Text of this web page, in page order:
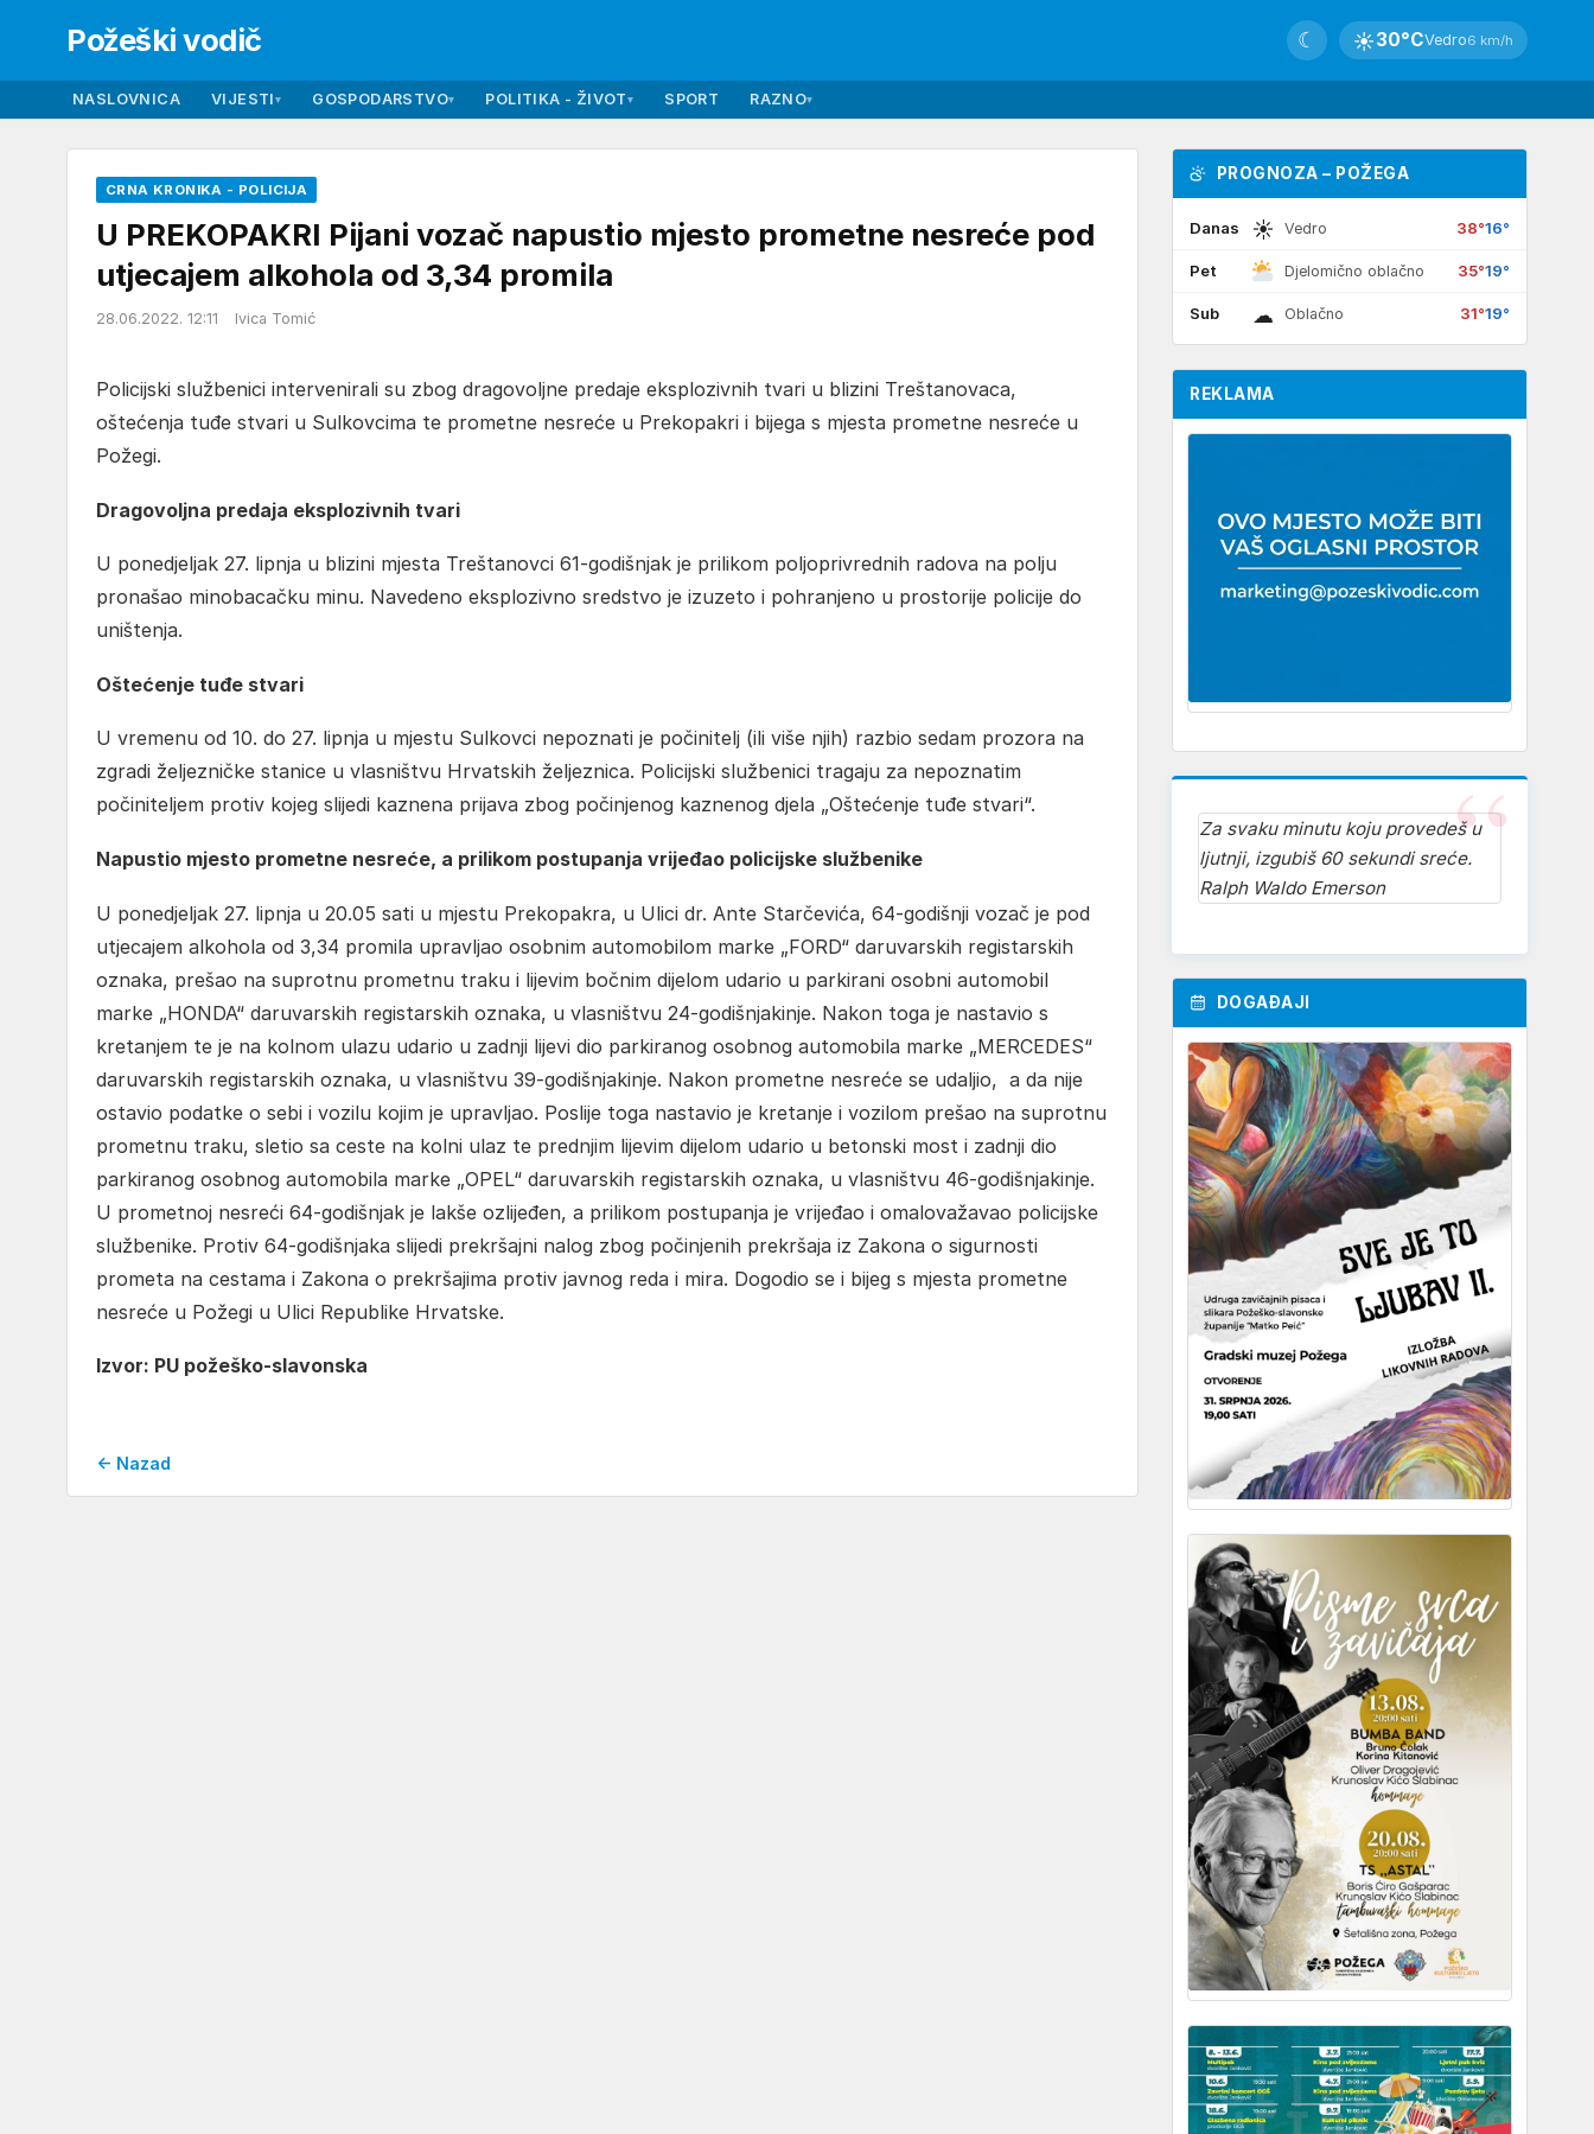
Požeški vodič ☀30°CVedro6 km/h
☾
NASLOVNICA VIJESTI▾ GOSPODARSTVO▾ POLITIKA - ŽIVOT▾ SPORT RAZNO▾
CRNA KRONIKA - POLICIJA
U PREKOPAKRI Pijani vozač napustio mjesto prometne nesreće pod
utjecajem alkohola od 3,34 promila
28.06.2022. 12:11 Ivica Tomić
Policijski službenici intervenirali su zbog dragovoljne predaje eksplozivnih tvari u blizini Treštanovaca,
oštećenja tuđe stvari u Sulkovcima te prometne nesreće u Prekopakri i bijega s mjesta prometne nesreće u
Požegi.
Dragovoljna predaja eksplozivnih tvari
U ponedjeljak 27. lipnja u blizini mjesta Treštanovci 61-godišnjak je prilikom poljoprivrednih radova na polju
pronašao minobacačku minu. Navedeno eksplozivno sredstvo je izuzeto i pohranjeno u prostorije policije do
uništenja.
Oštećenje tuđe stvari
U vremenu od 10. do 27. lipnja u mjestu Sulkovci nepoznati je počinitelj (ili više njih) razbio sedam prozora na
zgradi željezničke stanice u vlasništvu Hrvatskih željeznica. Policijski službenici tragaju za nepoznatim
počiniteljem protiv kojeg slijedi kaznena prijava zbog počinjenog kaznenog djela „Oštećenje tuđe stvari“.
Napustio mjesto prometne nesreće, a prilikom postupanja vrijeđao policijske službenike
U ponedjeljak 27. lipnja u 20.05 sati u mjestu Prekopakra, u Ulici dr. Ante Starčevića, 64-godišnji vozač je pod
utjecajem alkohola od 3,34 promila upravljao osobnim automobilom marke „FORD“ daruvarskih registarskih
oznaka, prešao na suprotnu prometnu traku i lijevim bočnim dijelom udario u parkirani osobni automobil
marke „HONDA“ daruvarskih registarskih oznaka, u vlasništvu 24-godišnjakinje. Nakon toga je nastavio s
kretanjem te je na kolnom ulazu udario u zadnji lijevi dio parkiranog osobnog automobila marke „MERCEDES“
daruvarskih registarskih oznaka, u vlasništvu 39-godišnjakinje. Nakon prometne nesreće se udaljio, a da nije
ostavio podatke o sebi i vozilu kojim je upravljao. Poslije toga nastavio je kretanje i vozilom prešao na suprotnu
prometnu traku, sletio sa ceste na kolni ulaz te prednjim lijevim dijelom udario u betonski most i zadnji dio
parkiranog osobnog automobila marke „OPEL“ daruvarskih registarskih oznaka, u vlasništvu 46-godišnjakinje.
U prometnoj nesreći 64-godišnjak je lakše ozlijeđen, a prilikom postupanja je vrijeđao i omalovažavao policijske
službenike. Protiv 64-godišnjaka slijedi prekršajni nalog zbog počinjenih prekršaja iz Zakona o sigurnosti
prometa na cestama i Zakona o prekršajima protiv javnog reda i mira. Dogodio se i bijeg s mjesta prometne
nesreće u Požegi u Ulici Republike Hrvatske.
Izvor: PU požeško-slavonska
← Nazad
PROGNOZA – POŽEGA
Danas ☀ Vedro 38°16°
Pet Djelomično oblačno 35°19°
Sub ☁ Oblačno 31°19°
REKLAMA
Za svaku minutu koju provedeš u
ljutnji, izgubiš 60 sekundi sreće.
Ralph Waldo Emerson
DOGAĐAJI